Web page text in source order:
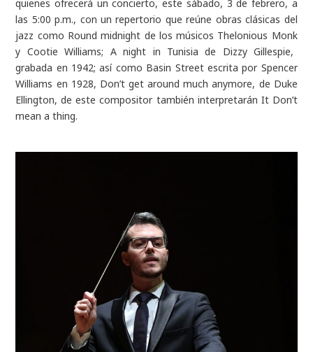
quienes ofrecerá un concierto, este sábado, 3 de febrero, a
las 5:00 p.m., con un repertorio que reúne obras clásicas del
jazz como Roundmidnight de los músicos Thelonious Monk
y Cootie Williams; Anight in Tunisia de DizzyGillespie,
grabada en 1942; así como Basin Street escrita por Spencer
Williams en 1928, Don’t get around much anymore, de Duke
Ellington, de este compositor también interpretarán It Don’t
mean athing.